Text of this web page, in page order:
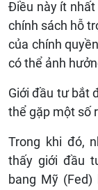
Điều này ít
chính sách hỗ
của chính
có thể ảnh
Giới đầu tư bắt
thể gặp một số
Trong khi đó,
thấy giới đầu
bang Mỹ